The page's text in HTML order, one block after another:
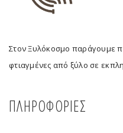
Στον Ξυλόκοσμο παράγουμε
φτιαγμένες από ξύλο σε
ΠΛΗΡΟΦΟΡΙΕΣ